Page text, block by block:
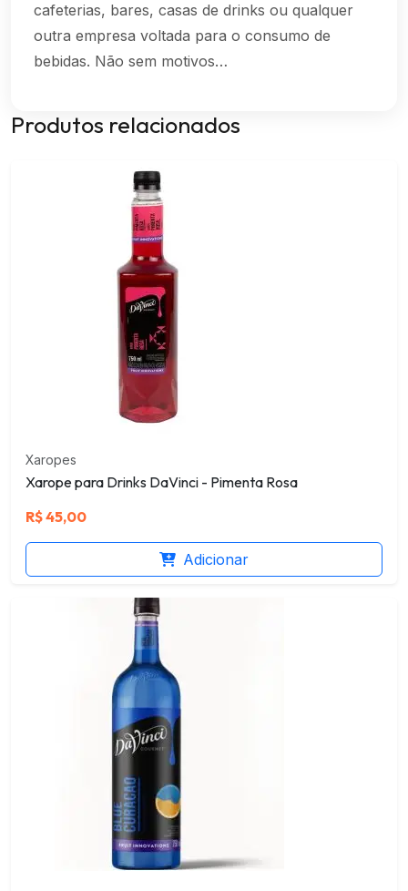
cafeterias, bares, casas de drinks ou qualquer
outra empresa voltada para o consumo de
bebidas. Não sem motivos…
Produtos relacionados
Xaropes
Xarope para Drinks DaVinci - Pimenta Rosa
R$45,00
Adicionar